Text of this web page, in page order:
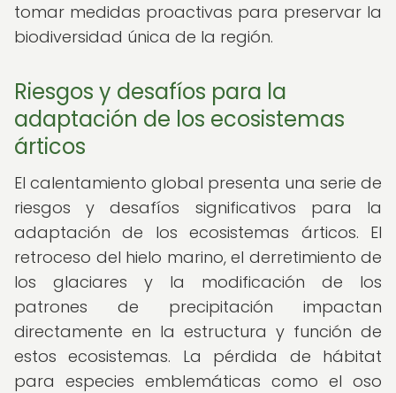
tomar medidas proactivas para preservar la
biodiversidad única de la región.
Riesgos y desafíos para la
adaptación de los ecosistemas
árticos
El calentamiento global presenta una serie de
riesgos y desafíos significativos para la
adaptación de los ecosistemas árticos. El
retroceso del hielo marino, el derretimiento de
los glaciares y la modificación de los
patrones de precipitación impactan
directamente en la estructura y función de
estos ecosistemas. La pérdida de hábitat
para especies emblemáticas como el oso